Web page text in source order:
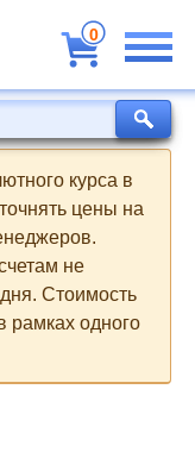
курса в
цены на
не
Стоимость
рамках одного
0